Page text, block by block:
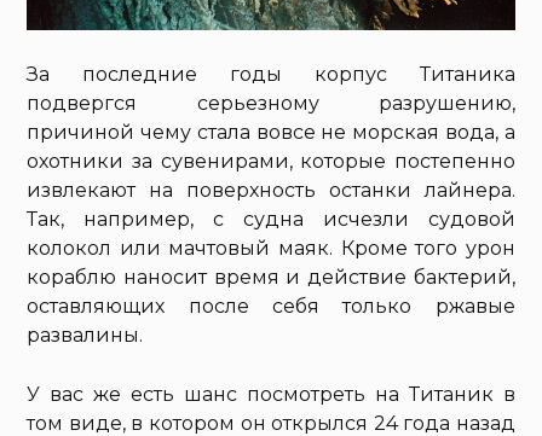
За последние годы корпус Титаника
подвергся серьезному разрушению,
причиной чему стала вовсе не морская вода, а
охотники за сувенирами, которые постепенно
извлекают на поверхность останки лайнера.
Так, например, с судна исчезли судовой
колокол или мачтовый маяк. Кроме того урон
кораблю наносит время и действие бактерий,
оставляющих после себя только ржавые
развалины.
У вас же есть шанс посмотреть на Титаник в
том виде, в котором он открылся 24 года назад